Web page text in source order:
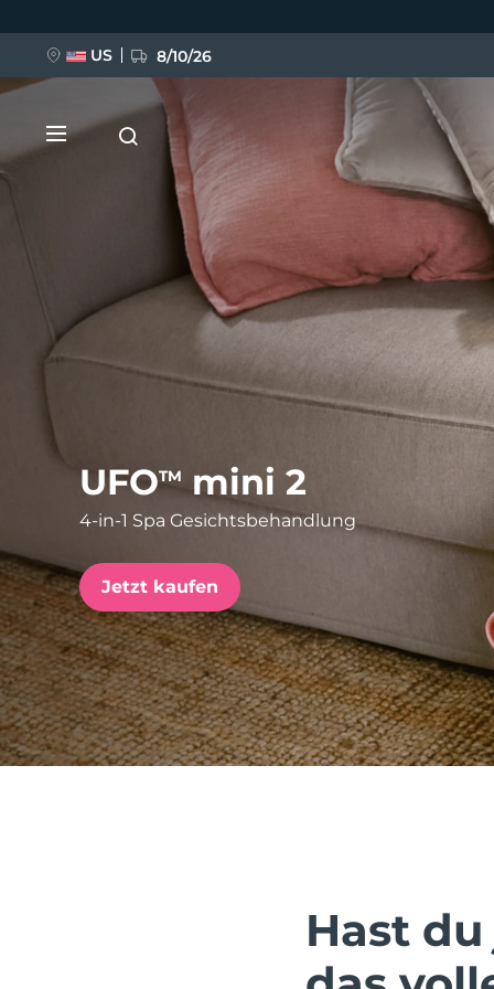
UFOTM mini 2
4-in-1 Spa Gesichtsbehandlung
Jetzt kaufen
Hast
US 8/10/26
NEU
FAQ™ Pure Beauty-Tech Elixir
BREAKING NEWS
issa™ Teeth Whitening Set
FAQ™ Dual LED Panel
BELIEBT